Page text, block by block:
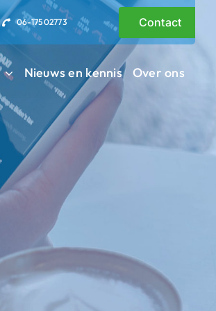
06-17502773 Contact
Nieuws en kennis Over ons